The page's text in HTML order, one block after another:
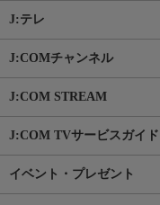
J:テレ
J:COMチャンネル
J:COM STREAM
J:COM TVサービスガイド
イベント・プレゼント